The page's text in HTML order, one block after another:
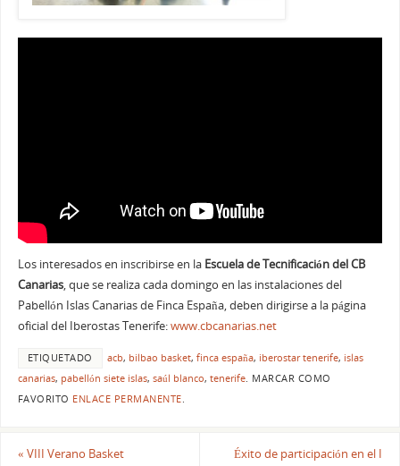
Los interesados en inscribirse en la Escuela de Tecnificación del CB
Canarias, que se realiza cada domingo en las instalaciones del
Pabellón Islas Canarias de Finca España, deben dirigirse a la página
oficial del Iberostas Tenerife:www.cbcanarias.net
ETIQUETADO acb, bilbao basket, finca españa, iberostar tenerife, islas
canarias, pabellón siete islas, saúl blanco, tenerife. MARCAR COMO
FAVORITO ENLACE PERMANENTE
« VIII Verano Basket
Éxito de participación en el I